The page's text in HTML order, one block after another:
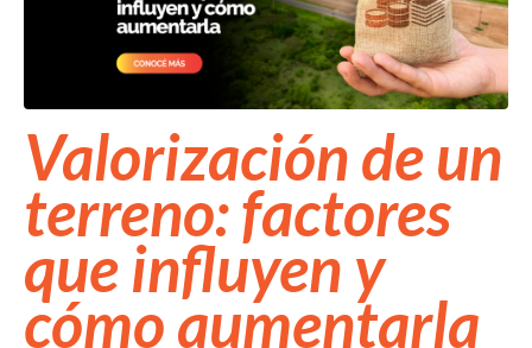
Valorización de un
terreno: factores
que influyen y
cómo aumentarla